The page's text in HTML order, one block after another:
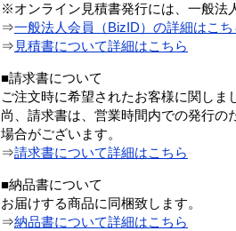
※オンライン見積書発行には、一般法
⇒一般法人会員（BizID）の詳細はこち
⇒ 見積書について詳細はこちら
■請求書について
ご注文時に希望されたお客様に関しま
尚、請求書は、営業時間内での発行の
場合がございます。
⇒請求書について詳細はこちら
■納品書について
お届けする商品に同梱致します。
⇒納品書について詳細はこちら